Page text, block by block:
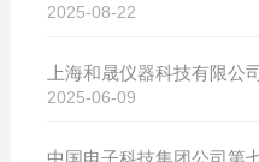
2025-08-22
上海和晟仪器科技有限公
2025-06-09